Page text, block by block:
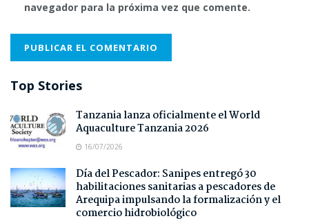
navegador para la próxima vez que comente.
Top Stories
Tanzania lanza oficialmente el World
Aquaculture Tanzania 2026
16/07/2026
Día del Pescador: Sanipes entregó 30
habilitaciones sanitarias a pescadores de
Arequipa impulsando la formalización y el
comercio hidrobiológico